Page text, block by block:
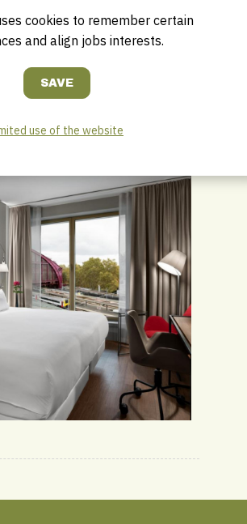
cookies to remember certain
and align jobs interests.
use of the website